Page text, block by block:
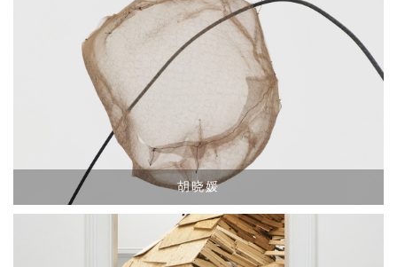
胡晓媛